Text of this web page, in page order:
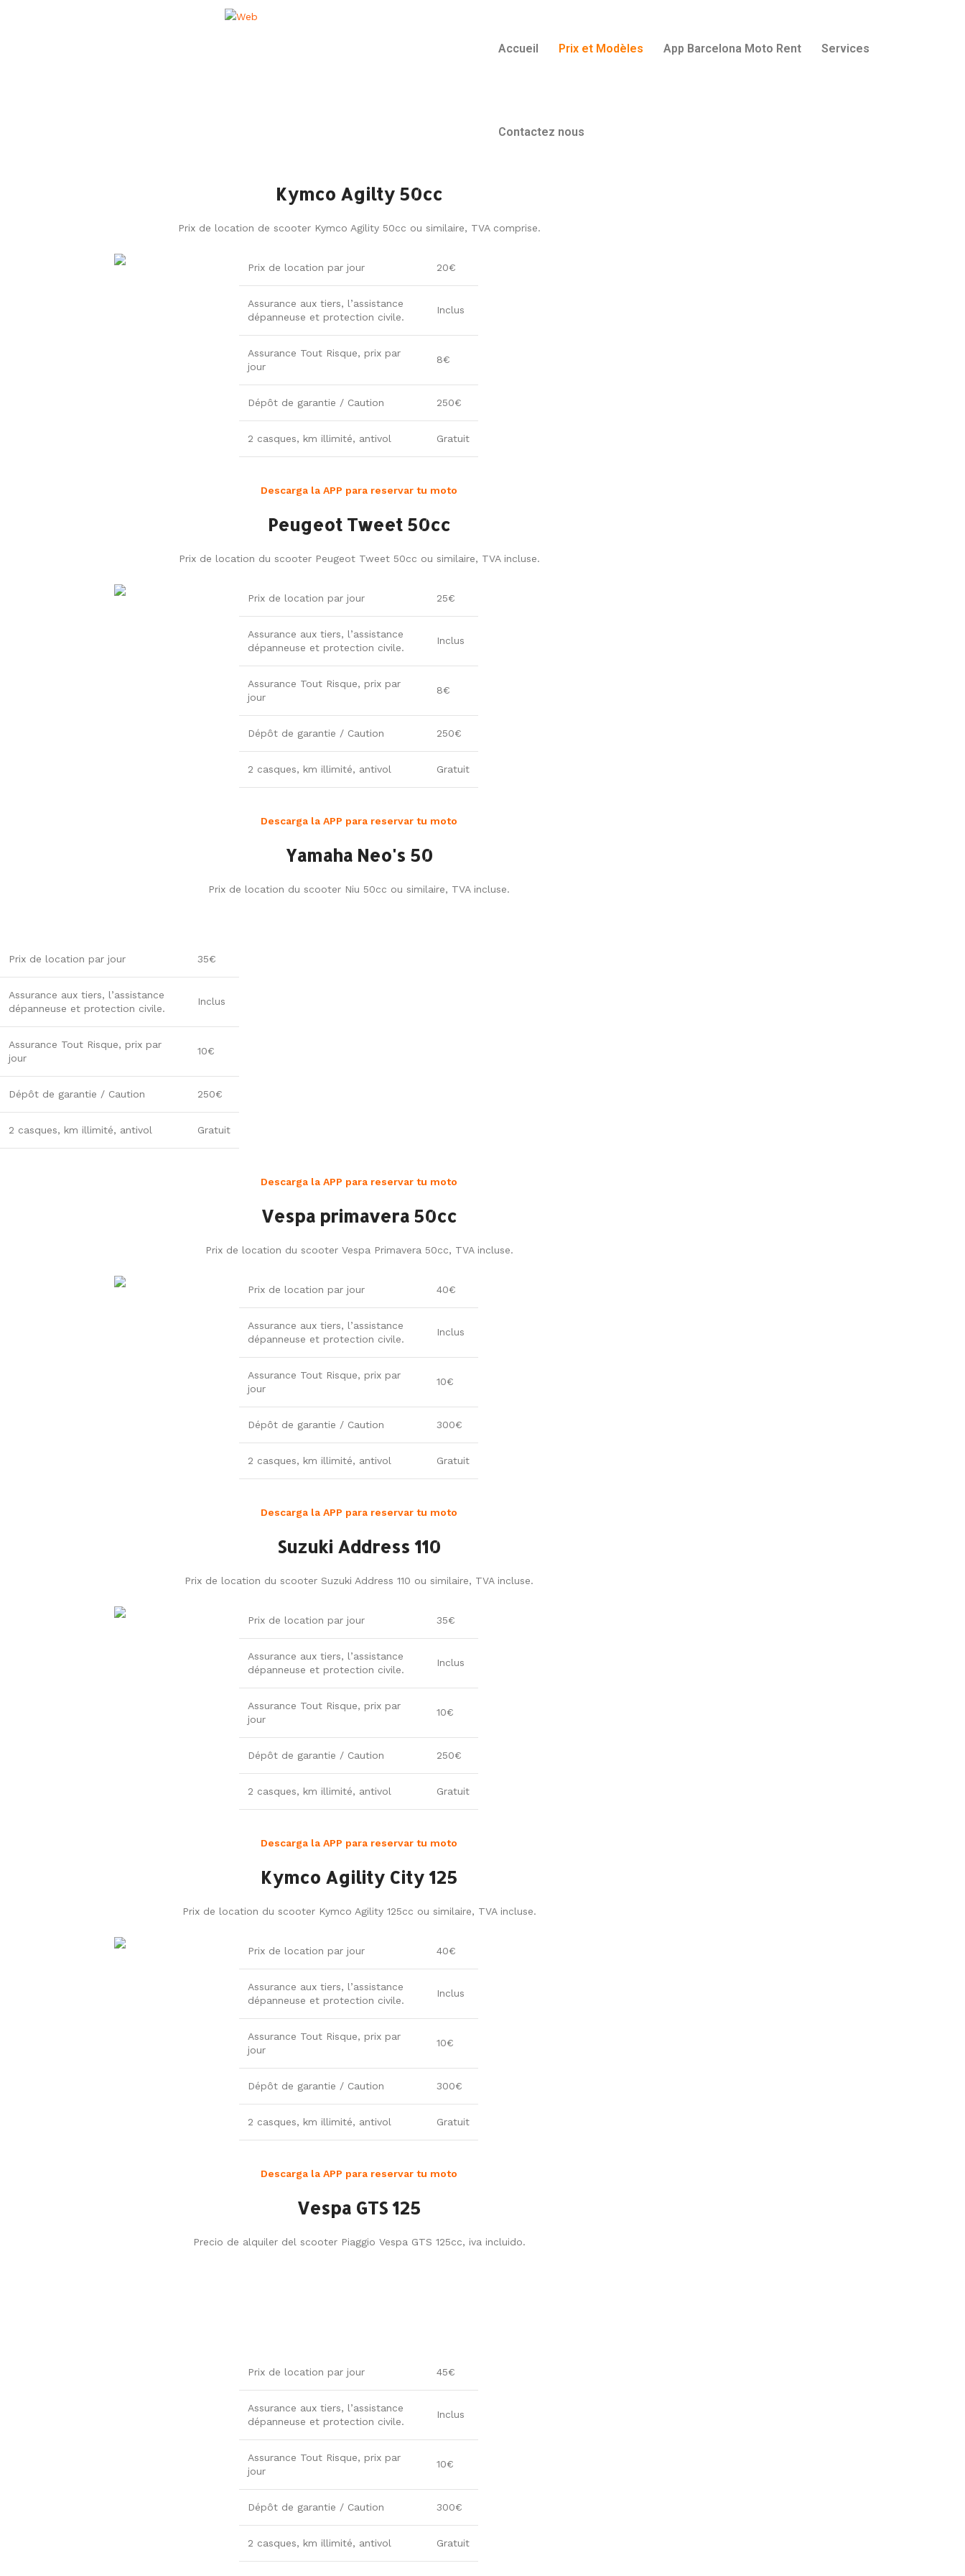
Accueil Prix et Modèles App Barcelona Moto Rent Services
Contactez nous
Kymco Agilty 50cc
Prix de location de scooter Kymco Agility 50cc ou similaire, TVA comprise.
Prix de location par jour 20€
Assurance aux tiers, l’assistance
dépanneuse et protection civile.
Inclus
Assurance Tout Risque, prix par
jour
8€
Dépôt de garantie / Caution 250€
2 casques, km illimité, antivol Gratuit
Descarga la APP para reservar tu moto
Peugeot Tweet 50cc
Prix de location du scooter Peugeot Tweet 50cc ou similaire, TVA incluse.
Prix de location par jour 25€
Assurance aux tiers, l’assistance
dépanneuse et protection civile.
Inclus
Assurance Tout Risque, prix par
jour
8€
Dépôt de garantie / Caution 250€
2 casques, km illimité, antivol Gratuit
Descarga la APP para reservar tu moto
Yamaha Neo's 50
Prix de location du scooter Niu 50cc ou similaire, TVA incluse.
Prix de location par jour 35€
Assurance aux tiers, l’assistance
dépanneuse et protection civile.
Inclus
Assurance Tout Risque, prix par
jour
10€
Dépôt de garantie / Caution 250€
2 casques, km illimité, antivol Gratuit
Descarga la APP para reservar tu moto
Vespa primavera 50cc
Prix de location du scooter Vespa Primavera 50cc, TVA incluse.
Prix de location par jour 40€
Assurance aux tiers, l’assistance
dépanneuse et protection civile.
Inclus
Assurance Tout Risque, prix par
jour
10€
Dépôt de garantie / Caution 300€
2 casques, km illimité, antivol Gratuit
Descarga la APP para reservar tu moto
Suzuki Address 110
Prix de location du scooter Suzuki Address 110 ou similaire, TVA incluse.
Prix de location par jour 35€
Assurance aux tiers, l’assistance
dépanneuse et protection civile.
Inclus
Assurance Tout Risque, prix par
jour
10€
Dépôt de garantie / Caution 250€
2 casques, km illimité, antivol Gratuit
Descarga la APP para reservar tu moto
Kymco Agility City 125
Prix de location du scooter Kymco Agility 125cc ou similaire, TVA incluse.
Prix de location par jour 40€
Assurance aux tiers, l’assistance
dépanneuse et protection civile.
Inclus
Assurance Tout Risque, prix par
jour
10€
Dépôt de garantie / Caution 300€
2 casques, km illimité, antivol Gratuit
Descarga la APP para reservar tu moto
Vespa GTS 125
Precio de alquiler del scooter Piaggio Vespa GTS 125cc, iva incluido.
Prix de location par jour 45€
Assurance aux tiers, l’assistance
dépanneuse et protection civile.
Inclus
Assurance Tout Risque, prix par
jour
10€
Dépôt de garantie / Caution 300€
2 casques, km illimité, antivol Gratuit